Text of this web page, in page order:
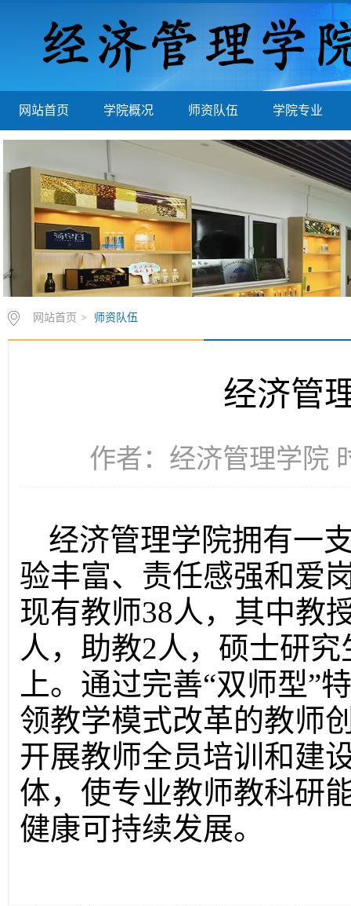
网站首页 学院概况 师资队伍 学院专业
网站首页 > 师资队伍
经济管
作者：经济管理学院
经济管理学院拥有一
验丰富、责任感强和爱
现有教师38人，其中教
人，助教2人，硕士研究
上。通过完善“双师型”
领教学模式改革的教师
开展教师全员培训和建
体，使专业教师教科研
健康可持续发展。